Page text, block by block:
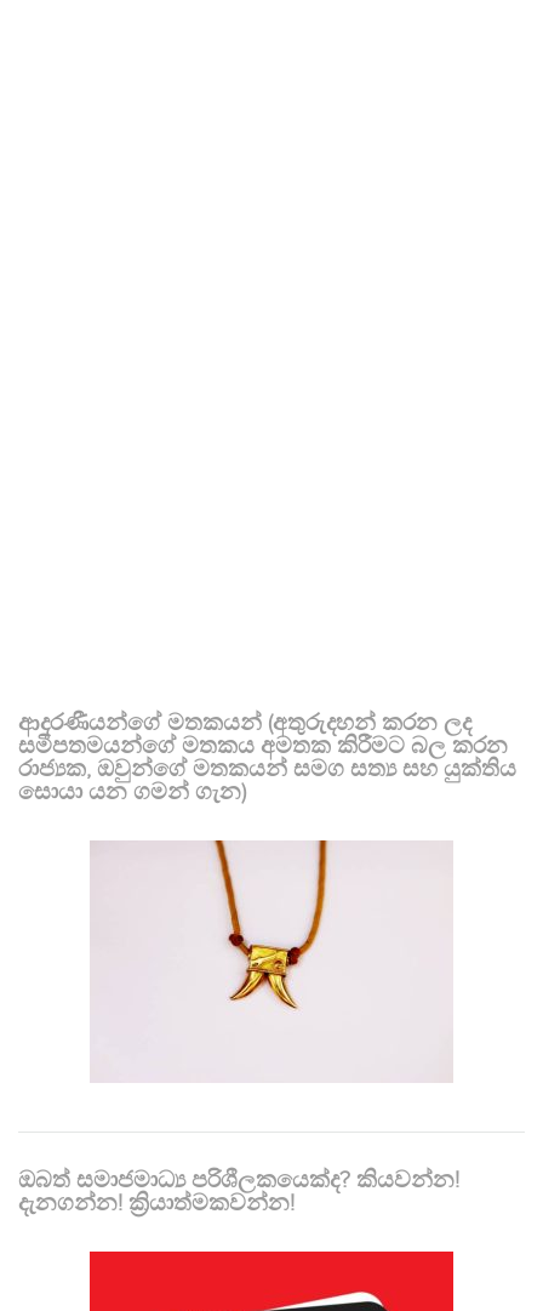
ආදරණීයන්ගේ මතකයන් (අතුරුදහන් කරන ලද
සමීපතමයන්ගේ මතකය අමතක කිරීමට බල කරන
රාජ්‍යක, ඔවුන්ගේ මතකයන් සමග සත්‍ය සහ යුක්තිය
සොයා යන ගමන් ගැන)
ඔබත් සමාජමාධ්‍ය පරිශීලකයෙක්ද? කියවන්න!
දැනගන්න! ක්‍රියාත්මකවන්න!